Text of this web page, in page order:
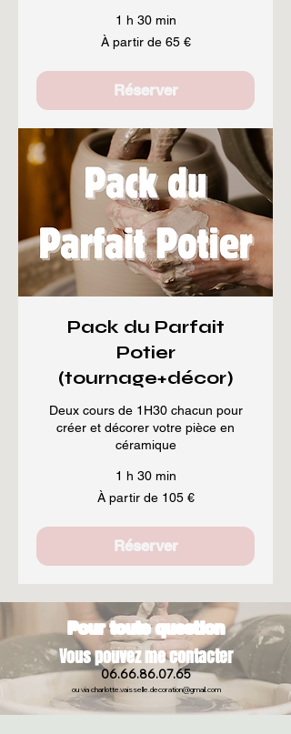
1 h 30 min
euros
À partir de 65 €
Réserver
Pack du Parfait
Potier
(tournage+décor)
Deux cours de 1H30 chacun pour
créer et décorer votre pièce en
céramique
1 h 30 min
euros
À partir de 105 €
Réserver
Pour toute question
Vous pouvez me contacter
06.66.86.07.65
ou via charlotte.vaisselle.decoration@gmail.com